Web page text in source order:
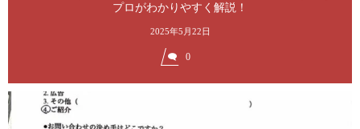
プロがわかりやすく解説！
2025年5月22日
0